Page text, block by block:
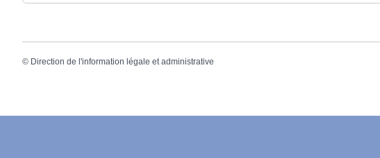
© Direction de l'information légale et administrative